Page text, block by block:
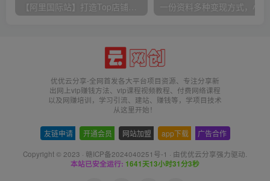
【阿里国际站】打造Top店铺&获得优质询盘客户，​95%的国际站讲师不会说的运营技巧
优优云分享-全网首发各大平台项目资源、专注分享新
出网上vip赚钱方法、vip课程视频教程、付费网络课程
以及网赚培训，学习引流、建站、赚钱等，学项目技术
从这里开始！
友链申请 开通会员 网站加盟 app下载 广告合作
Copyright © 2023 · 赣ICP备2024040251号-1 · 由优优云分享强力驱动.
本站已安全运行: 1641天13小时31分4秒